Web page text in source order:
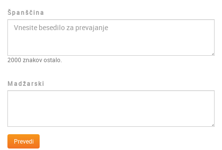
Španščina
2000 znakov ostalo.
Madžarski
Prevedi